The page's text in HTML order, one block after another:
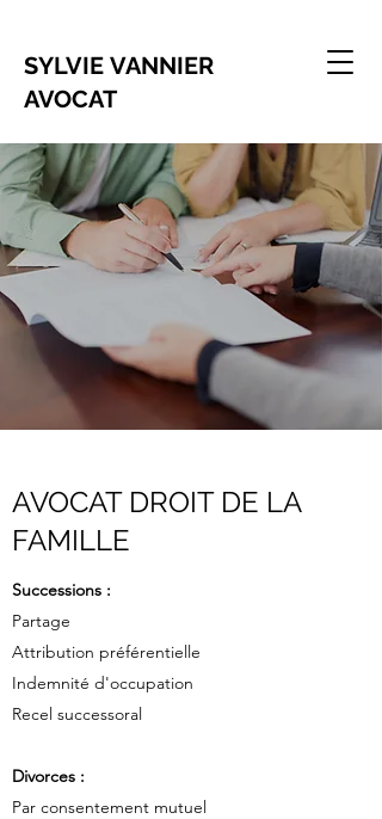
SYLVIE VANNIER
AVOCAT
Successions :
Partage
Attribution préférentielle
Indemnité d'occupation
Recel successoral
Divorces :
Par consentement mutuel
AVOCAT DROIT DE LA
FAMILLE